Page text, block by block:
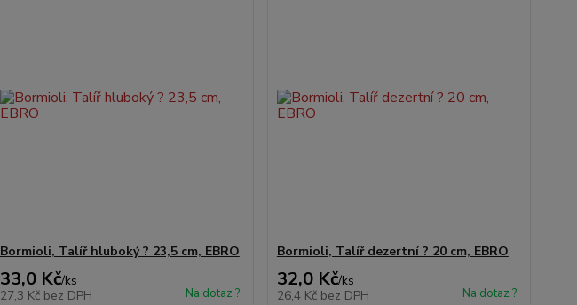
Bormioli, Talíř hluboký ? 23,5 cm, EBRO
33,0 Kč/ks
27,3 Kč bez DPH Na dotaz ?
Bormioli, Talíř dezertní ? 20 cm, EBRO
32,0 Kč/ks
26,4 Kč bez DPH Na dotaz ?